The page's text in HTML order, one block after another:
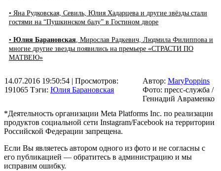
• Яна Рудковская, Севиль, Юлия Хадарцева и другие звёзды стали
гостями на “Пушкинском балу” в Гостином дворе
• Юлия Барановская, Мирослав Радкевич, Людмила Филиппова и
многие другие звезды появились на премьере «СТРАСТИ ПО
МАТВЕЮ»
14.07.2016 19:50:54 | Просмотров:
191065 Тэги: Юлия Барановская
Автор: MaryPoppins
Фото: пресс-служба /
Геннадий Авраменко
*Деятельность организации Meta Platforms Inc. по реализации
продуктов социальной сети Instagram/Facebook на территории
Российской Федерации запрещена.
Если Вы являетесь автором одного из фото и не согласны с
его публикацией — обратитесь в администрацию и мы
исправим ошибку.